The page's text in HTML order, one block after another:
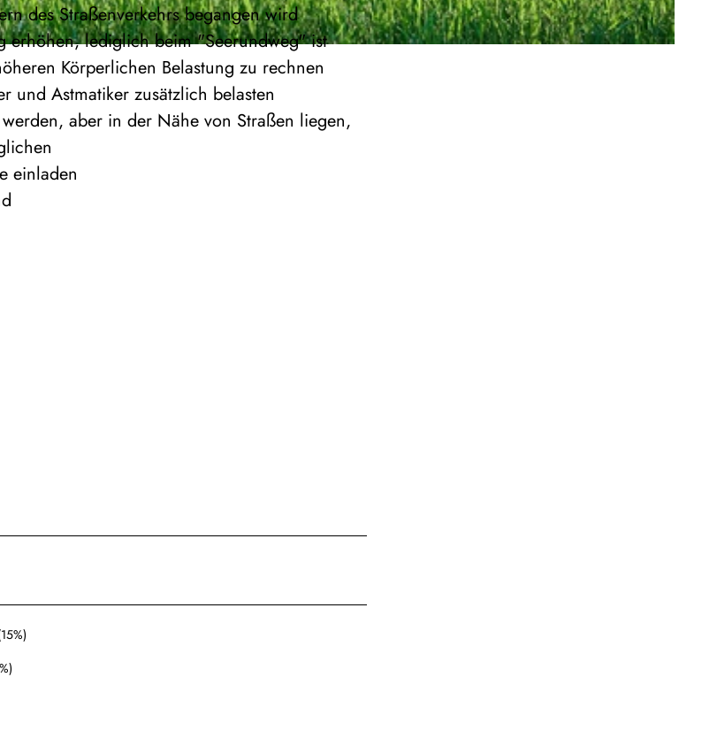
des Straßenverkehrs begangen wird
erhöhen, lediglich beim "Seerundweg" ist
Körperlichen Belastung zu rechnen
und Astmatiker zusätzlich belasten
aber in der Nähe von Straßen liegen,
einladen